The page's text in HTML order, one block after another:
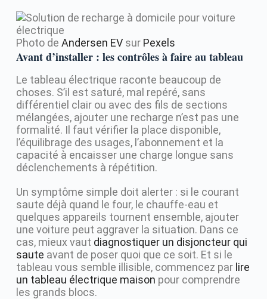
Photo de Andersen EVsur Pexels
Avant d’installer : les contrôles à faire au tableau
Le tableau électrique raconte beaucoup de
choses. S’il est saturé, mal repéré, sans
différentiel clair ou avec des fils de sections
mélangées, ajouter une recharge n’est pas une
formalité. Il faut vérifier la place disponible,
l’équilibrage des usages, l’abonnement et la
capacité à encaisser une charge longue sans
déclenchements à répétition.
Un symptôme simple doit alerter : si le courant
saute déjà quand le four, le chauffe-eau et
quelques appareils tournent ensemble, ajouter
une voiture peut aggraver la situation. Dans ce
cas, mieux vaut diagnostiquer un disjoncteur qui
saute avant de poser quoi que ce soit. Et si le
tableau vous semble illisible, commencez par lire
un tableau électrique maison pour comprendre
les grands blocs.